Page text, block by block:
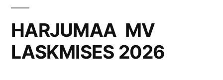
HARJUMAA MV
LASKMISES 2026